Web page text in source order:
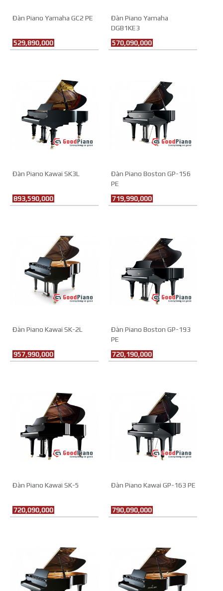
Đàn Piano Yamaha GC2 PE
529,890,000
Đàn Piano Yamaha
DGB1KE3
570,090,000
Đàn Piano Kawai SK3L
893,590,000
Đàn Piano Boston GP-156
PE
719,990,000
Đàn Piano Kawai SK-2L
957,990,000
Đàn Piano Boston GP-193
PE
720,190,000
Đàn Piano Kawai SK-5
720,090,000
Đàn Piano Kawai GP-163 PE
790,090,000